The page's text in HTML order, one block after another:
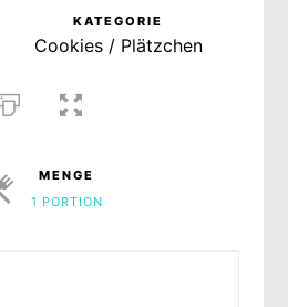
KATEGORIE
Cookies / Plätzchen
MENGE
1 PORTION